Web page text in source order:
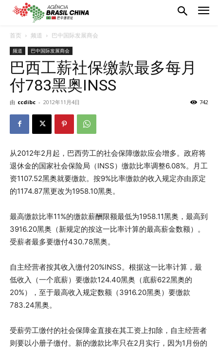
首页 频道 巴中国际发展商会
频道 巴中国际发展商会
巴西工薪社保缴款最多每月
付783黑奥INSS
由 ccdibc - 2012年11月4日 742
从2012年2月起，巴西劳工的社会保障缴款应会增多。政府将
退休金的国家社会保险局（INSS）缴款比率调整6.08%。月工
资1107.52黑奥就要缴款。按9%比率缴款的收入规定亦由原定
的1174.87黑更改为1958.10黑奥。
最高缴款比率11%的缴款薪酬限额最低为1958.11黑奥，最高到
3916.20黑奥（新规定的按这一比率计算的最高薪金数额）。
受薪者最多要缴付430.78黑奥。
自主经营者按其收入缴付20%INSS。根据这一比率计算，最
低收入（一个底薪）要缴款124.40黑奥（底薪622黑奥的
20%），至于最高收入规定数额（3916.20黑奥）要缴款
783.24黑奥。
受薪劳工缴付的社会保障金直接在其工资上扣除，自主经营者
则要以小册子缴付。新的缴款比率只在2月实行，因为1月份的